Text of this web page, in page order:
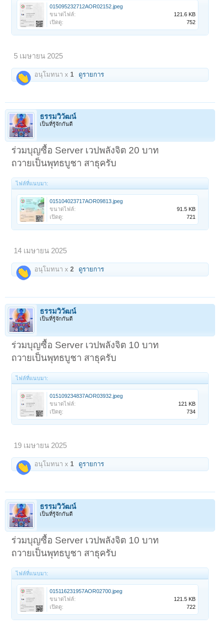
015095232712AOR02152.jpeg
ขนาดไฟล์:
121.6 KB
เปิดดู:
752
5 เมษายน 2025
อนุโมทนา x 1 ดูรายการ
ธรรมวิวัฒน์
เป็นที่รู้จักกันดี
ร่วมบุญซื้อ Server เวปพลังจิต 20 บาท
ถวายเป็นพุทธบูชา สาธุครับ
ไฟล์ที่แนบมา:
015104023717AOR09813.jpeg
ขนาดไฟล์:
91.5 KB
เปิดดู:
721
14 เมษายน 2025
อนุโมทนา x2 ดูรายการ
ธรรมวิวัฒน์
เป็นที่รู้จักกันดี
ร่วมบุญซื้อ Server เวปพลังจิต 10 บาท
ถวายเป็นพุทธบูชา สาธุครับ
ไฟล์ที่แนบมา:
015109234837AOR03932.jpeg
ขนาดไฟล์:
121 KB
เปิดดู:
734
19 เมษายน 2025
อนุโมทนา x1 ดูรายการ
ธรรมวิวัฒน์
เป็นที่รู้จักกันดี
ร่วมบุญซื้อ Server เวปพลังจิต 10 บาท
ถวายเป็นพุทธบูชา สาธุครับ
ไฟล์ที่แนบมา:
015116231957AOR02700.jpeg
ขนาดไฟล์:
121.5 KB
เปิดดู:
722